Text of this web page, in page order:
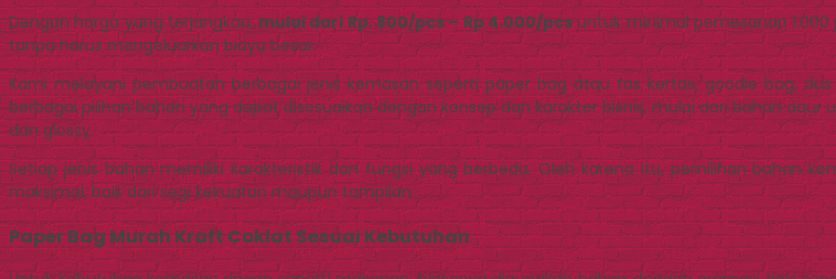
Dengan harga yang terjangkau,mulai dari Rp. 800/pcs – Rp 4.000/pcsuntuk minimal pemesanan 1.000
tanpa harus mengeluarkan biaya besar.
Kami melayani pembuatan berbagai jenis kemasan seperti paper bag atau tas kertas, goodie bag,
berbagai pilihan bahan yang dapat disesuaikan dengan konsep dan karakter bisnis, mulai dari bahan daur
dan glossy.
Setiap jenis bahan memiliki karakteristik dan fungsi yang berbeda. Oleh karena itu, pemilihan bahan
maksimal, baik dari segi kekuatan maupun tampilan.
Paper Bag Murah Kraft Coklat Sesuai Kebutuhan